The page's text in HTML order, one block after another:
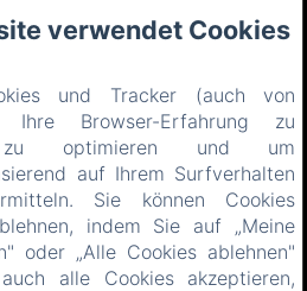
Startseite
Restaurant
Kontakt
IT DE ZH-CN
verwendet Cookies
und Tracker (auch von
Ihre Browser-Erfahrung zu
optimieren und um
auf Ihrem Surfverhalten
Sie können Cookies
indem Sie auf „Meine
oder „Alle Cookies ablehnen"
alle Cookies akzeptieren,